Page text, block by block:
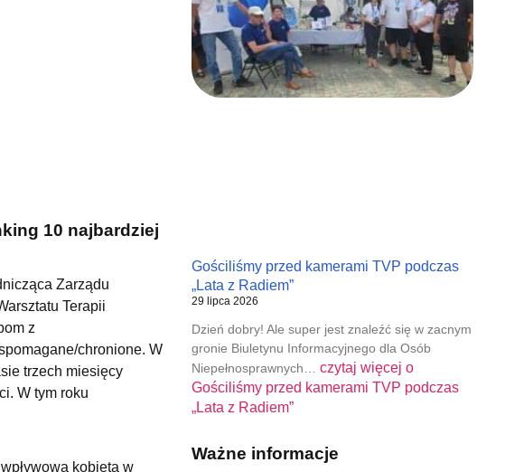
10 najbardziej
Zarządu
Terapii
z
chronione. W
trzech miesięcy
W tym roku
kobieta w
Gościliśmy przed kamerami TVP podczas
„Lata z Radiem”
29 lipca 2026
Dzień dobry! Ale super jest znaleźć się w zacnym
gronie Biuletynu Informacyjnego dla Osób
Niepełnosprawnych… czytaj więcej o
Gościliśmy przed kamerami TVP podczas
„Lata z Radiem”
Ważne informacje